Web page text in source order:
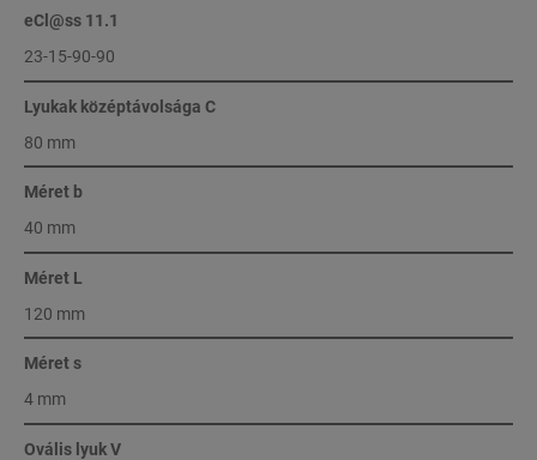
eCl@ss 11.1
23-15-90-90
Lyukak középtávolsága C
80 mm
Méret b
40 mm
Méret L
120 mm
Méret s
4 mm
Ovális lyuk V